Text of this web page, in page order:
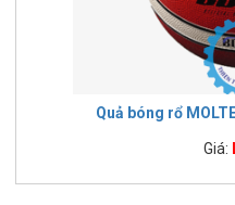
Quả bóng rổ
Giá: